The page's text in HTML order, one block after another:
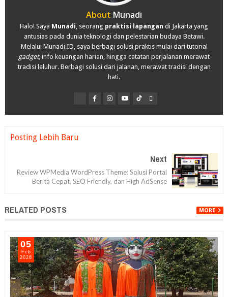
About Munadi
Halo! Saya Munadi , seorang praktisi lapangan di Jakarta yang
antusias pada dunia teknologi dan pelestarian budaya Betawi.
Melalui Munadi.ID, saya berbagi solusi praktis mulai dari tutorial
gadget, info keuangan harian, hingga catatan perjalanan merawat
tradisi leluhur. Berbagi solusi dari jalanan, merawat tradisi dengan
hati.
Posting Lebih Baru
Next
Review WPMedia WordPress Theme: Solusi Portal
Berita Cepat, SEO Friendly, dan High AdSense
RELATED POSTS MORE
05
Feb
2026